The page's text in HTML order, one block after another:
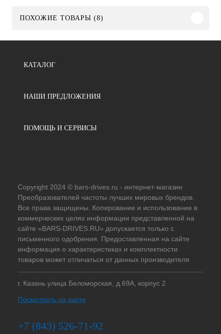
ПОХОЖИЕ ТОВАРЫ (8)
КАТАЛОГ
НАШИ ПРЕДЛОЖЕНИЯ
ПОМОЩЬ И СЕРВИСЫ
Copyright 2024 © bars-drives.ru - интернет-магазин
Преобразователей частоты лучших мировых брендов.
Все права защищены. Копирование и использование в
коммерческих целях информации представленной на
сайте «BARS-DRIVES.RU» допускается только с
письменного одобрения. Предоставленная на сайте
информация о характеристиках и комплектности
товаров может отличаться от данных производителя
г. Казань улица Беломорская, д.69А, корпус 2
Посмотреть на карте
+7 (843) 526-71-92